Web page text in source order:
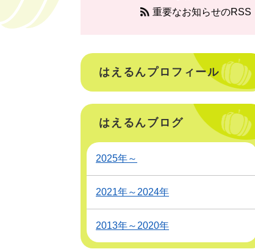
重要なお知らせのRSS
はえるんプロフィール
はえるんブログ
2025年～
2021年～2024年
2013年～2020年